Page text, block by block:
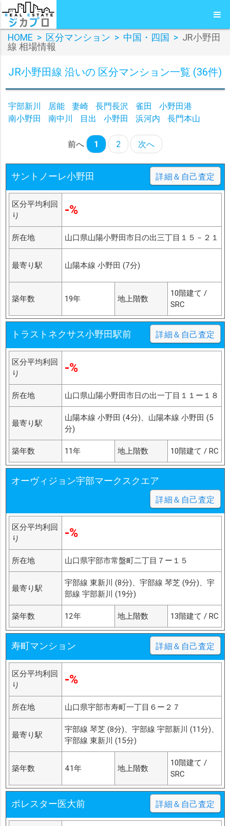
HOME > 区分マンション > 中国・四国 > JR小野田
線 相場情報
JR小野田線 沿いの 区分マンション一覧 (36件)
宇部新川 居能 妻崎 長門長沢 雀田
小野田港
南小野田
南中川 目出 小野田 浜河内 長門本山
前へ 1 2 次へ
サントノーレ小野田 詳細＆自己査定
区分平均利回
り
-%
所在地 山口県山陽小野田市日の出三丁目１５－２１
最寄り駅 山陽本線 小野田 (7分)
築年数 19年 地上階数
10階建て /
SRC
トラストネクサス小野田駅前 詳細＆自己査定
区分平均利回
り
-%
所在地 山口県山陽小野田市日の出一丁目１１ー１８
最寄り駅
山陽本線 小野田 (4分)、山陽本線 小野田 (5
分)
築年数 11年 地上階数 10階建て / RC
オーヴィジョン宇部マークスクエア
詳細＆自己査定
区分平均利回
り
-%
所在地 山口県宇部市常盤町二丁目７ー１５
最寄り駅
宇部線 東新川 (8分)、宇部線 琴芝 (9分)、宇
部線 宇部新川 (19分)
築年数 12年 地上階数 13階建て / RC
寿町マンション 詳細＆自己査定
区分平均利回
り
-%
所在地 山口県宇部市寿町一丁目６ー２７
最寄り駅
宇部線 琴芝 (8分)、宇部線 宇部新川 (11分)、
宇部線 東新川 (15分)
築年数 41年 地上階数
10階建て /
SRC
ポレスター医大前 詳細＆自己査定